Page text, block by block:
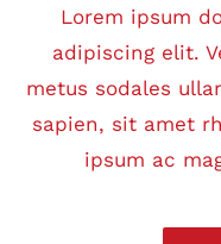
Lorem ipsum
adipiscing elit.
metus sodales
sapien, sit amet
ipsum ac